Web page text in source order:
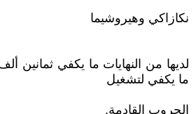
نكازاكي وهيروشيما‏‏‏‏‏
لديها من النهايات ما يكفي ثمانين
ما يكفي لتشغيل
الحروب القادمة.‏‏‏‏‏